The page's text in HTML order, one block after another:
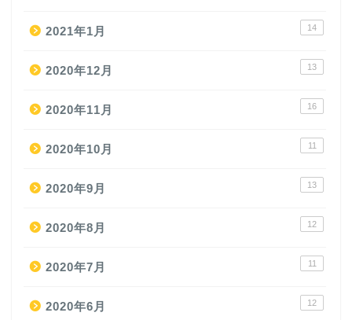
2021年1月 14
2020年12月 13
2020年11月 16
2020年10月 11
2020年9月 13
2020年8月 12
2020年7月 11
2020年6月 12